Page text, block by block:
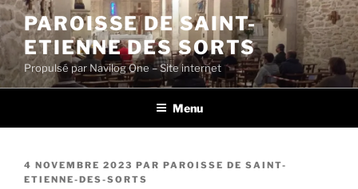
Aller
au
contenu
principal
PAROISSE DE SAINT-
ETIENNE DES SORTS
Propulsé par Navilog One – Site internet
Menu
PUBLIÉ
LE
4 NOVEMBRE 2023 PAR PAROISSE DE SAINT-
ETIENNE-DES-SORTS